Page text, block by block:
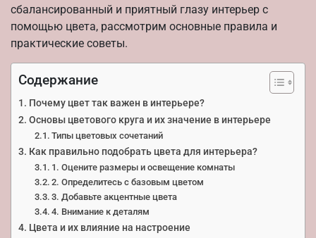
сбалансированный и приятный глазу интерьер с
помощью цвета, рассмотрим основные правила и
практические советы.
Содержание
Почему цвет так важен в интерьере?
Основы цветового круга и их значение в интерьере
Типы цветовых сочетаний
Как правильно подобрать цвета для интерьера?
1. Оцените размеры и освещение комнаты
2. Определитесь с базовым цветом
3. Добавьте акцентные цвета
4. Внимание к деталям
Цвета и их влияние на настроение